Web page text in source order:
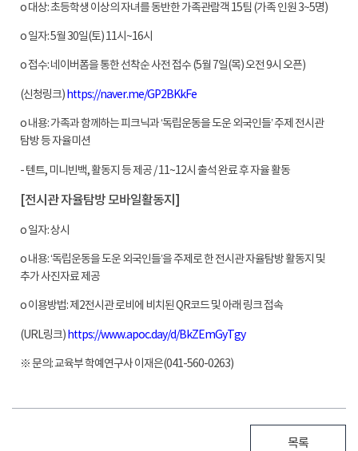
o 대상:초등학생 이상의 자녀를 동반한 가족관람객 15팀(가족 인원3~5명)
o 일자: 5월30일(토) 11시~16시
o 접수:네이버폼을 통한 선착순 사전 접수(5월 7일(목)오전9시 오픈)
(신청링크) https://naver.me/GP2BKkFe
o 내용:가족과 함께하는 피크닉과‘독립운동을 도운 외국인들’주제 전시관
탐방 등 자율미션
-텐트,미니빈백,활동지 등 제공/ 11~12시 출석 완료 후 자율 활동
[전시관 자율탐방 모바일활동지 ]
o 일자:상시
o 내용: ‘독립운동을 도운 외국인들’을 주제로 한 전시관 자율탐방 활동지 및
추가 사진자료 제공
o 이용방법:제 2전시관 로비에 비치된QR코드 및 아래 링크 접속
(URL링크) https://www.apoc.day/d/BkZEmGyTgy
※문의:교육부 학예연구사 이재은(041-560-0263)
목록